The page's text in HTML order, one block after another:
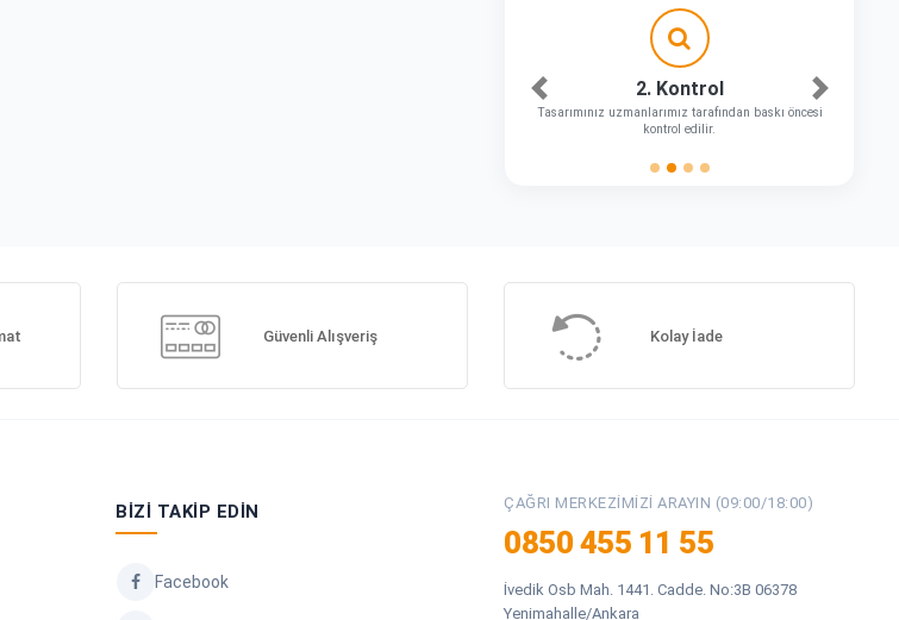
2. Kontrol
Tasarımınız uzmanlarımız tarafından baskı öncesi
kontrol edilir.
Önceki Sonraki
Güvenli Alışveriş Kolay İade
BIZI TAKIP EDIN
Facebook
ÇAĞRI MERKEZIMIZI ARAYIN (09:00/18:00)
0850 455 11 55
İvedik Osb Mah. 1441. Cadde. No:3B 06378
Yenimahalle/Ankara